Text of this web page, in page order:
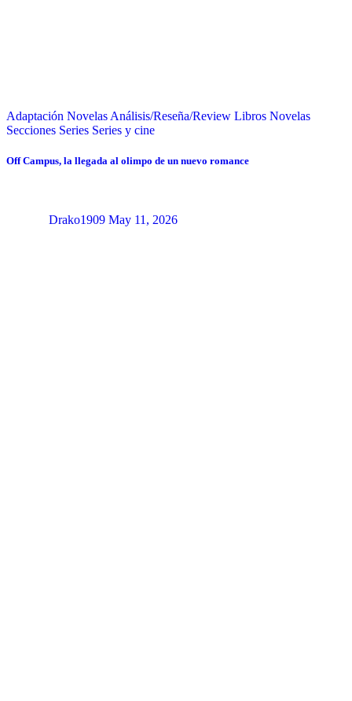
Adaptación Novelas Análisis/Reseña/Review Libros Novelas
Secciones Series Series y cine
Off Campus, la llegada al olimpo de un nuevo romance
Drako1909 May 11, 2026